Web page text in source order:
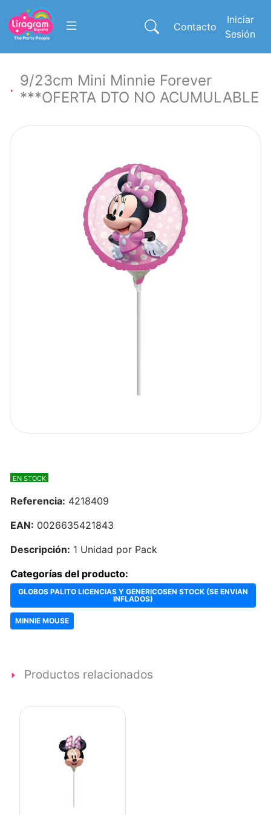
Contacto
Iniciar
Sesión
9/23cm Mini Minnie Forever
***OFERTA DTO NO ACUMULABLE
EN STOCK
Referencia: 4218409
EAN: 0026635421843
Descripción: 1 Unidad por Pack
Categorías del producto:
GLOBOS PALITO LICENCIAS Y GENERICOSEN STOCK (SE ENVIAN
INFLADOS)
MINNIE MOUSE
Productos relacionados